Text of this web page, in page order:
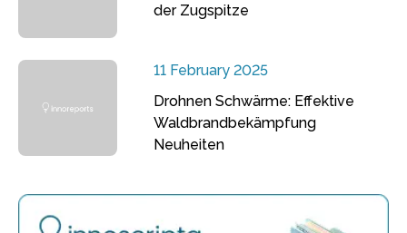
der Zugspitze
11 February 2025
Drohnen Schwärme: Effektive
Waldbrandbekämpfung
Neuheiten